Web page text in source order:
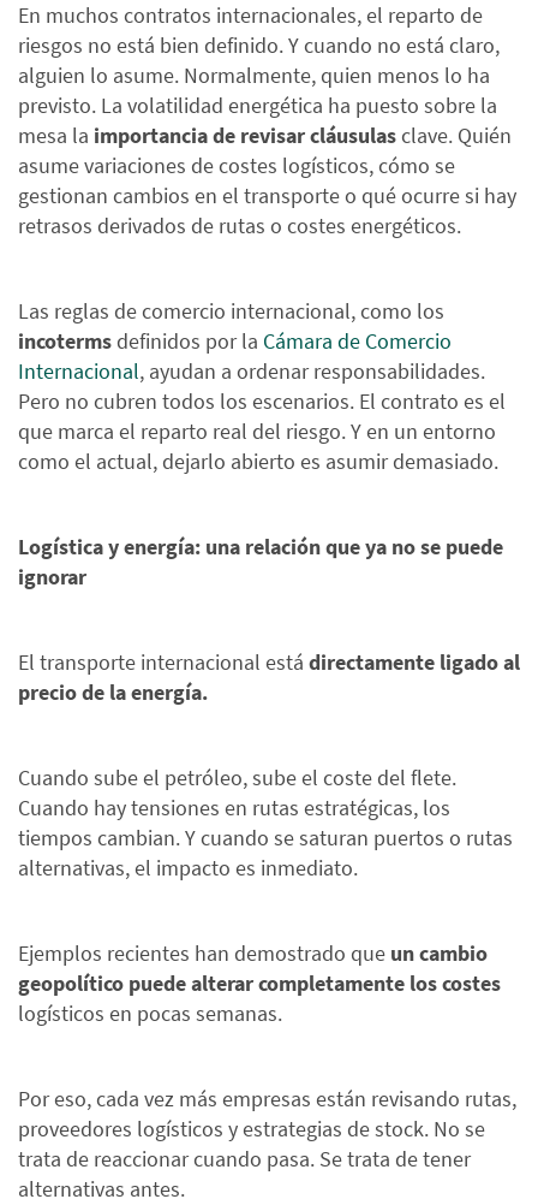
En muchos contratos internacionales, el reparto de
riesgos no está bien definido. Y cuando no está claro,
alguien lo asume. Normalmente, quien menos lo ha
previsto. La volatilidad energética ha puesto sobre la
mesa la importancia de revisar cláusulasclave. Quién
asume variaciones de costes logísticos, cómo se
gestionan cambios en el transporte o qué ocurre si hay
retrasos derivados de rutas o costes energéticos.
Las reglas de comercio internacional, como los
incotermsdefinidos por la Cámara de Comercio
Internacional, ayudan a ordenar responsabilidades.
Pero no cubren todos los escenarios. El contrato es el
que marca el reparto real del riesgo. Y en un entorno
como el actual, dejarlo abierto es asumir demasiado.
Logística y energía: una relación que ya no se puede
ignorar
El transporte internacional está directamente ligado al
precio de la energía.
Cuando sube el petróleo, sube el coste del flete.
Cuando hay tensiones en rutas estratégicas, los
tiempos cambian. Y cuando se saturan puertos o rutas
alternativas, el impacto es inmediato.
Ejemplos recientes han demostrado que un cambio
geopolítico puede alterar completamente los costes
logísticos en pocas semanas.
Por eso, cada vez más empresas están revisando rutas,
proveedores logísticos y estrategias de stock. No se
trata de reaccionar cuando pasa. Se trata de tener
alternativas antes.